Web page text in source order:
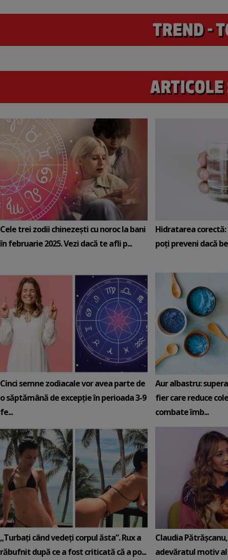
Cele trei zodii chinezești cu noroc la bani
în februarie 2025. Vezi dacă te afli p...
Hidratarea corectă:
poți preveni dacă
Cinci semne zodiacale vor avea parte de
o săptămână de excepție în perioada 3-9
fe...
Aur albastru:
fier care reduce
combate îmb...
„Turbați când vedeți corpul ăsta”. Rux a
răbufnit după ce a fost criticată că a po...
Claudia
adevăratul motiv